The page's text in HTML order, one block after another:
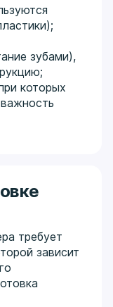
зубами),
которых
требует
зависит